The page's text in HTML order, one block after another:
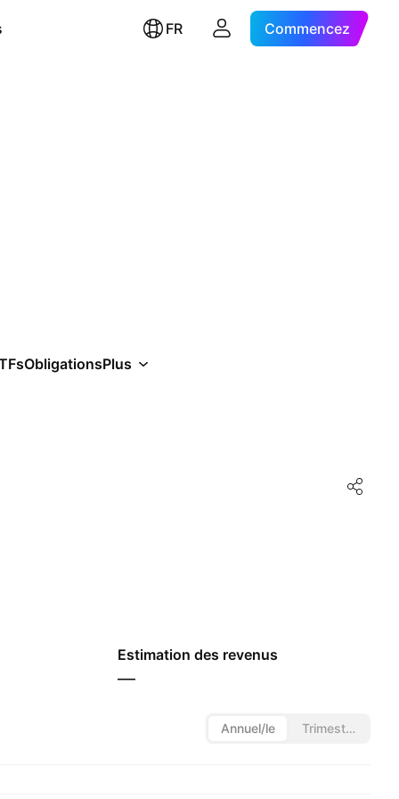
FR Commencez
ObligationsPlus
Estimation des revenus
—
Annuel/le Trimestriel/le